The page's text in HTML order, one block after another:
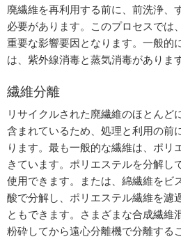
廃繊維を再利用する前に、前洗浄、
必要があります。このプロセスでは
重要な影響要因となります。一般的
は、紫外線消毒と蒸気消毒があります
繊維分離
リサイクルされた廃繊維のほとんど
含まれているため、処理と利用の前
ります。最も一般的な繊維は、ポリ
きています。ポリエステルを分解し
使用できます。または、綿繊維をビ
酸で分解し、ポリエステル繊維を濾
ともできます。さまざまな合成繊維
粉砕してから遠心分離機で分離する